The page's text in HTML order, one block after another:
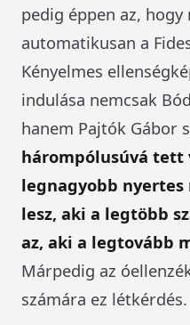
pedig éppen az,
automatikusan a
Kényelmes
indulása nemcsak
hanem Pajtók Gábor
hárompólusúvá tett
legnagyobb
lesz, aki a legtöbb
az, aki a legtovább
Márpedig az
számára ez létkérdés.